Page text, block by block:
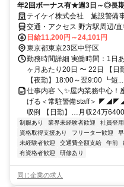
年2回ボーナス有★週3日～◎長
テイケイ株式会社 施設警備
交通・アクセス 野方駅周辺/直
日給11,200円～24,101円
東京都東京23区中野区
勤務時間詳細 実働時間：1日
ヶ月あたり20日 〜 22日 【日
【夜勤】18:00～翌9:00 ┗短...
仕事内容 ＼✨屋内業務中心！
げる＜常駐警備staff
収例 【日勤】…月収24万
制服あり 業界未経験者歓迎 社員登
資格取得支援あり
フリーター歓迎
未経験者歓迎
交通費全額支給 午前
有資格者歓迎
研修あり
同じ企業の求人